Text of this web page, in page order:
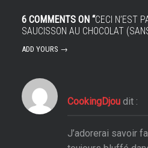
6 COMMENTS ON “CECI N’EST
SAUCISSON AU CHOCOLAT
ADD YOURS →
CookingDjou dit :
J’adorerai savoir